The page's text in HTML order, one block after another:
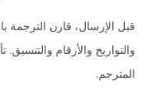
قبل الإرسال، قارن الترجمة
والتواريخ والأرقام
المترجم.